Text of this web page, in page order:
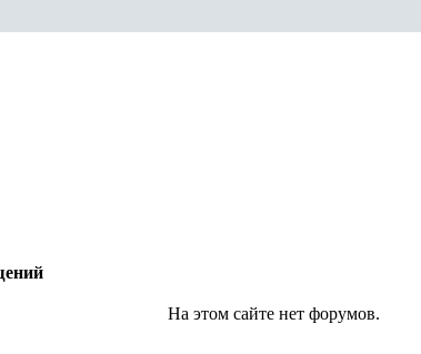
На этом сайте нет форумов.